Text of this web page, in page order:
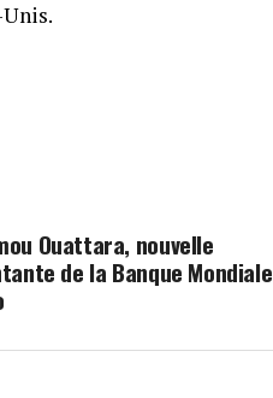
Ouattara, nouvelle
de la Banque Mondiale